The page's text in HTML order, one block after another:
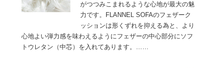
がつつみこまれるような心地が最大の魅
力です。FLANNEL SOFAのフェザーク
ッションは形くずれを抑える為と、より
心地よい弾力感を味わえるようにフェザーの中心部分にソフ
トウレタン（中芯）を入れてあります。……